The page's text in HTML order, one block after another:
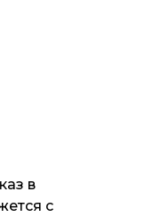
в
с